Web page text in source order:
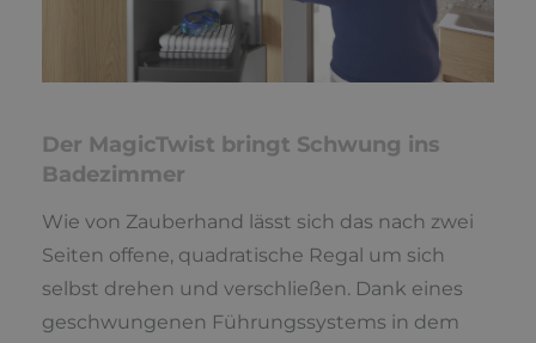
Der MagicTwist bringt Schwung ins
Badezimmer
Wie von Zauberhand lässt sich das nach zwei
Seiten offene, quadratische Regal um sich
selbst drehen und verschließen. Dank eines
geschwungenen Führungssystems in dem